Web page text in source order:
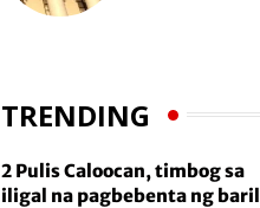
TRENDING
2 Pulis Caloocan, timbog sa
iligal na pagbebenta ng baril